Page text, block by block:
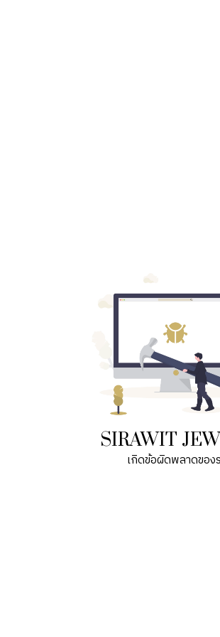
SIRAWIT
เกิดข้อผิดพลาดของ